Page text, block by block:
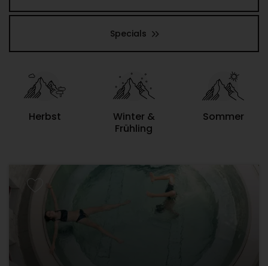
Specials
Herbst
Winter &
Frühling
Sommer